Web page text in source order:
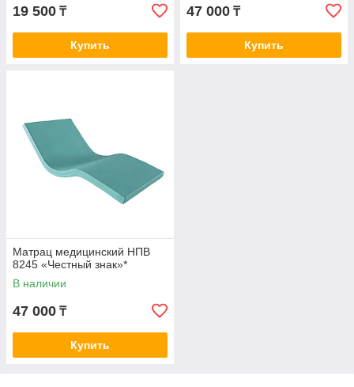
19 500 ₸
Купить
47 000 ₸
Купить
Матрац медицинский НПВ
8245 «Честный знак»*
В наличии
47 000 ₸
Купить